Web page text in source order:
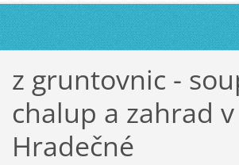
z gruntovnic -
chalup a zahrad v
Hradečné